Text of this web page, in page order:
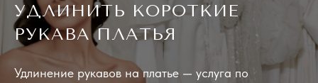
УДЛИНИТЬ КОРОТКИЕ
РУКАВА ПЛАТЬЯ
Удлинение рукавов на платье — услуга по